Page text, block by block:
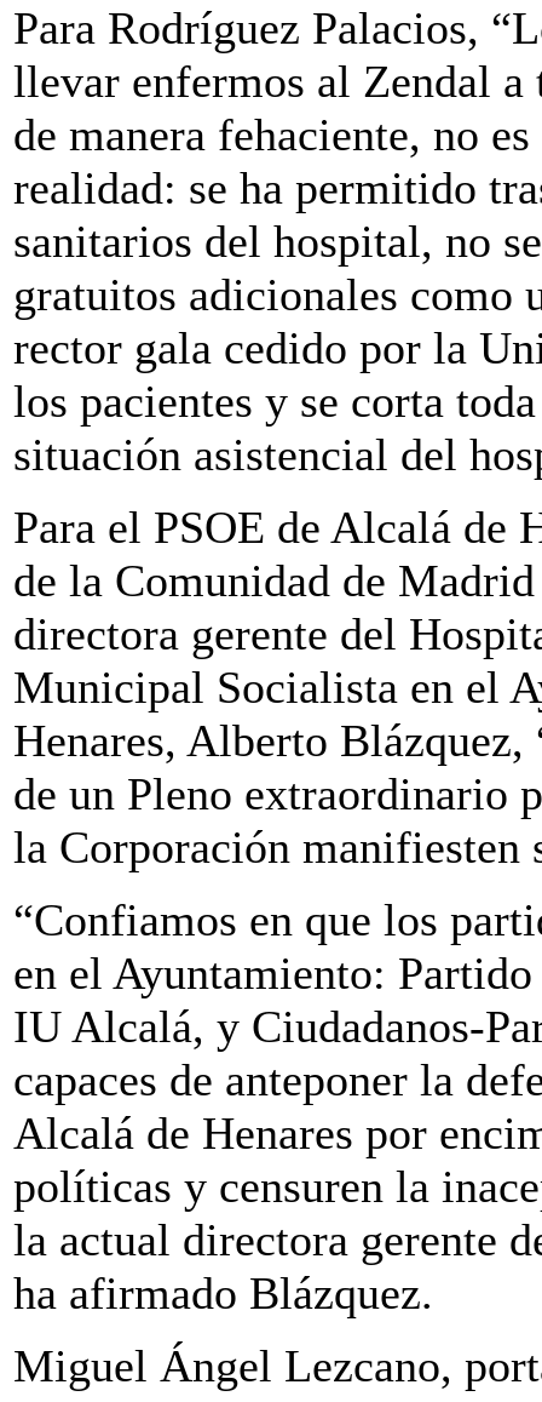
Para Rodríguez Palacios,
llevar enfermos al Zendal a
de manera fehaciente, no
realidad: se ha permitido
sanitarios del hospital, no
gratuitos adicionales
rector gala cedido por la
los pacientes y se corta
situación asistencial del
Para el PSOE de Alcalá de
de la Comunidad de
directora gerente del
Municipal Socialista en el
Henares, Alberto
de un Pleno extraordinario
la Corporación manifiesten
“Confiamos en que los
en el Ayuntamiento:
IU Alcalá, y Ciudadanos-
capaces de anteponer la
Alcalá de Henares por
políticas y censuren la
la actual directora gerente
ha afirmado Blázquez.
Miguel Ángel Lezcano,